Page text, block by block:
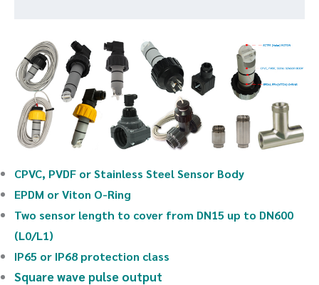
CPVC, PVDF or Stainless Steel Sensor Body
EPDM or Viton O-Ring
Two sensor length to cover from DN15 up to DN600
(L0/L1)
IP65 or IP68 protection class
Square wave pulse output